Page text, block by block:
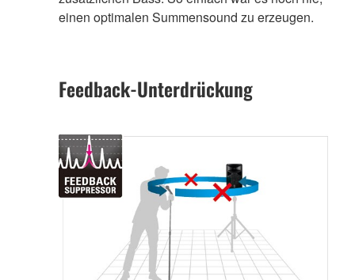
einen optimalen Summensound zu erzeugen.
Feedback-Unterdrückung